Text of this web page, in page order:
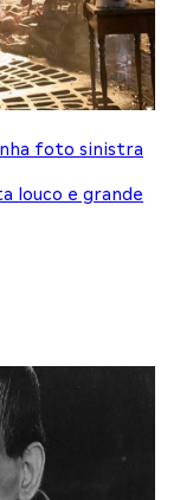
foto sinistra
louco e grande